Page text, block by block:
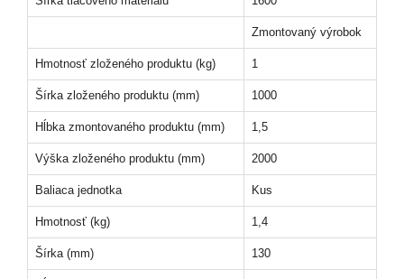
Zmontovaný výrobok
Hmotnosť zloženého produktu (kg) 1
Šírka zloženého produktu (mm) 1000
Hĺbka zmontovaného produktu (mm) 1,5
Výška zloženého produktu (mm) 2000
Baliaca jednotka Kus
Hmotnosť (kg) 1,4
Šírka (mm) 130